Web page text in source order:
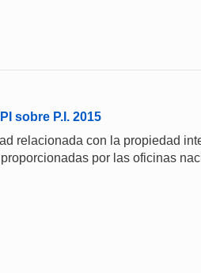
sobre P.I. 2015
relacionada con la propiedad
por las oficinas